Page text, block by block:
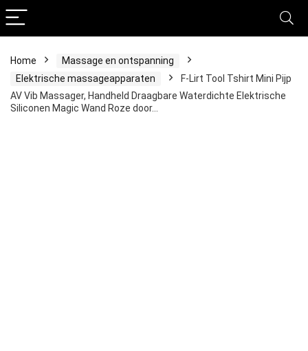
Home
Massage en ontspanning
Elektrische massageapparaten
F-Lirt Tool Tshirt Mini Pijp
AV Vib Massager, Handheld Draagbare Waterdichte Elektrische
Siliconen Magic Wand Roze door…